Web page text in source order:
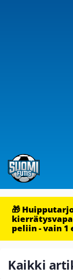
🎁
peliin - vain 1
Kaikki